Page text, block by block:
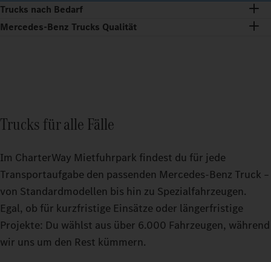
Trucks nach Bedarf
Mercedes‑Benz Trucks Qualität
Trucks für alle Fälle
Im CharterWay Mietfuhrpark findest du für jede
Transportaufgabe den passenden Mercedes‑Benz Truck –
von Standardmodellen bis hin zu Spezialfahrzeugen.
Egal, ob für kurzfristige Einsätze oder längerfristige
Projekte: Du wählst aus über 6.000 Fahrzeugen, während
wir uns um den Rest kümmern.